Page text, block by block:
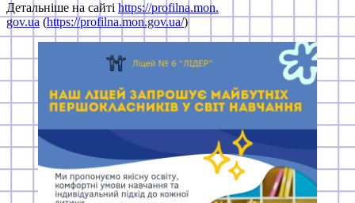
Детальніше на сайті https://profilna.mon.
gov.ua(https://profilna.mon.gov.ua/)